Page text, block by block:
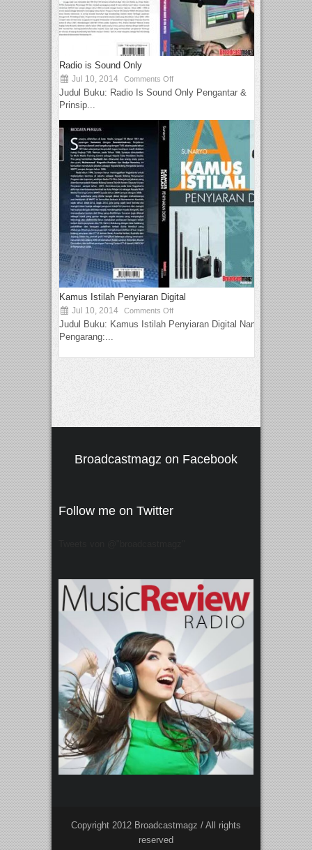
Radio is Sound Only
Jul 10, 2014 Comments Off
Judul Buku: Radio Is Sound Only Pengantar &
Prinsip...
Kamus Istilah Penyiaran Digital
Jul 10, 2014 Comments Off
Judul Buku: Kamus Istilah Penyiaran Digital Nama
Pengarang:...
Broadcastmagz on Facebook
Follow me on Twitter
Copyright 2012 Broadcastmagz / All rights
reserved